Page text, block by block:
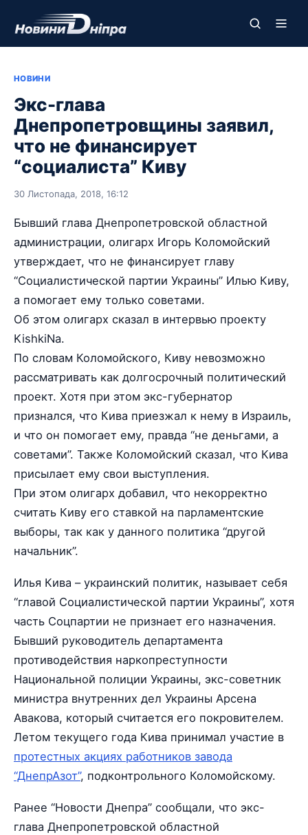
НОВИНИ
Экс-глава
Днепропетровщины заявил,
что не финансирует
“социалиста” Киву
30 Листопада, 2018, 16:12
Бывший глава Днепропетровской областной
администрации, олигарх Игорь Коломойский
утверждает, что не финансирует главу
“Социалистической партии Украины” Илью Киву,
а помогает ему только советами.
Об этом олигарх сказал в интервью проекту
KishkiNa.
По словам Коломойского, Киву невозможно
рассматривать как долгосрочный политический
проект. Хотя при этом экс-губернатор
признался, что Кива приезжал к нему в Израиль,
и что он помогает ему, правда “не деньгами, а
советами”. Также Коломойский сказал, что Кива
присылает ему свои выступления.
При этом олигарх добавил, что некорректно
считать Киву его ставкой на парламентские
выборы, так как у данного политика “другой
начальник”.
Илья Кива – украинский политик, называет себя
“главой Социалистической партии Украины”, хотя
часть Соцпартии не признает его назначения.
Бывший руководитель департамента
противодействия наркопреступности
Национальной полиции Украины, экс-советник
министра внутренних дел Украины Арсена
Авакова, который считается его покровителем.
Летом текущего года Кива принимал участие в
протестных акциях работников завода
“ДнепрАзот”, подконтрольного Коломойскому.
Ранее “Новости Днепра” сообщали, что экс-
глава Днепропетровской областной